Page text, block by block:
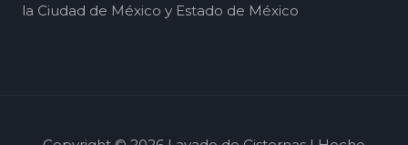
la Ciudad de México y Estado de México